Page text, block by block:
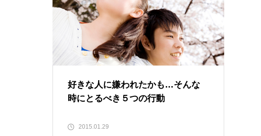
好きな人に嫌われたかも…そんな
時にとるべき５つの行動
2015.01.29